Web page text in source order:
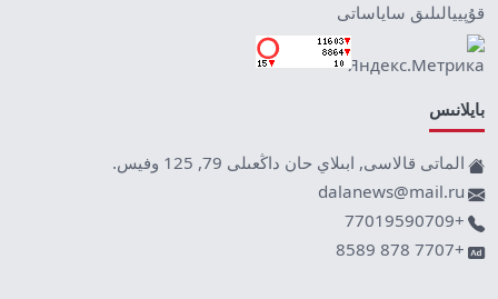
قۇپييالىلىق ساياساتى
بايلانىس
الماتى قالاسى, ابىلاي حان داڭعىلى 79, 125 وفيس.
dalanews@mail.ru
+77019590709
+7707 878 8589